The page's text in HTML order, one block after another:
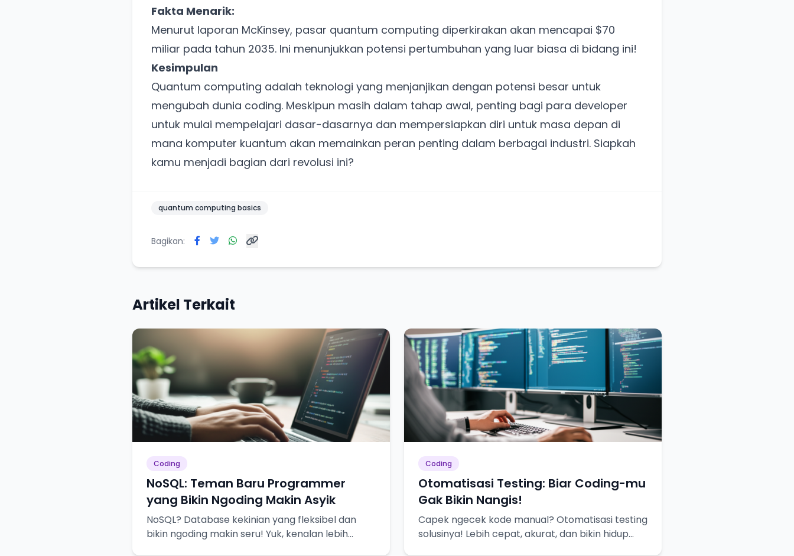
Fakta Menarik:
Menurut laporan McKinsey, pasar quantum computing diperkirakan akan mencapai $70
miliar pada tahun 2035. Ini menunjukkan potensi pertumbuhan yang luar biasa di bidang ini!
Kesimpulan
Quantum computing adalah teknologi yang menjanjikan dengan potensi besar untuk
mengubah dunia coding. Meskipun masih dalam tahap awal, penting bagi para developer
untuk mulai mempelajari dasar-dasarnya dan mempersiapkan diri untuk masa depan di
mana komputer kuantum akan memainkan peran penting dalam berbagai industri. Siapkah
kamu menjadi bagian dari revolusi ini?
quantum computing basics
Bagikan:
Artikel Terkait
Coding
NoSQL: Teman Baru Programmer
yang Bikin Ngoding Makin Asyik
NoSQL? Database kekinian yang fleksibel dan
bikin ngoding makin seru! Yuk, kenalan lebih
Coding
Otomatisasi Testing: Biar Coding-mu
Gak Bikin Nangis!
Capek ngecek kode manual? Otomatisasi testing
solusinya! Lebih cepat, akurat, dan bikin hidup
Lain kali saja